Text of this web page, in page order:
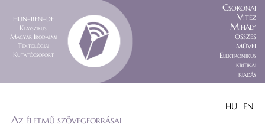
HUN–REN–DE
Klasszikus
Magyar Irodalmi
Textológiai
Kutatócsoport
Csokonai
Vitéz
Mihály
összes
művei
Elektronikus
kritikai
kiadás
HU EN
Az életmű szövegforrásai